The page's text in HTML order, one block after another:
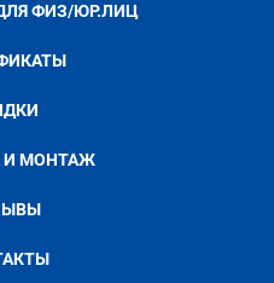
ФИЗ/ЮР.ЛИЦ
И МОНТАЖ